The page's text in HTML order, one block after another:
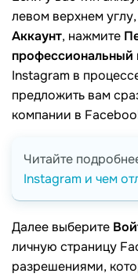
левом верхнем
Аккаунт, нажмите
профессиональный
Instagram в
предложить вам
компании в
Читайте
Instagram и чем
Далее выберите
личную страницу
разрешениями,